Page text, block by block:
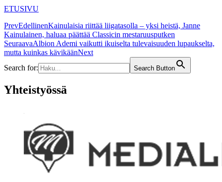
ETUSIVU
PrevEdellinenKainulaisia riittää liigatasolla – yksi heistä, Janne
Kainulainen, haluaa päättää Classicin mestaruusputken
SeuraavaAlbion Ademi vaikutti ikuiselta tulevaisuuden lupaukselta,
mutta kuinkas kävikäänNext
Search for:
Search Button
Yhteistyössä